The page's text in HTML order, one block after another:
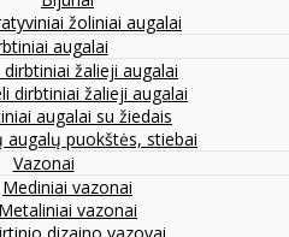
žoliniai augalai
augalai
dirbtiniai žalieji augalai
dirbtiniai žalieji augalai
augalai su žiedais
augalų puokštės, stiebai
Vazonai
Mediniai vazonai
Metaliniai vazonai
dizaino vazovai